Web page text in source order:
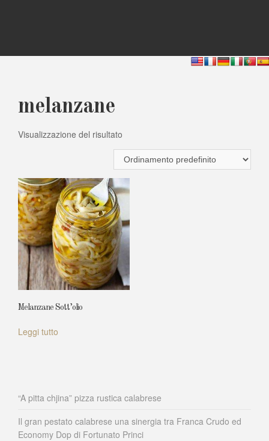
melanzane
Visualizzazione del risultato
Melanzane Sott’olio
Leggi tutto
“A pitta chjina” pizza rustica calabrese
Il gran pestato calabrese una sinergia tra Franca Crudo ed
Economy Dop di Fortunato Princi